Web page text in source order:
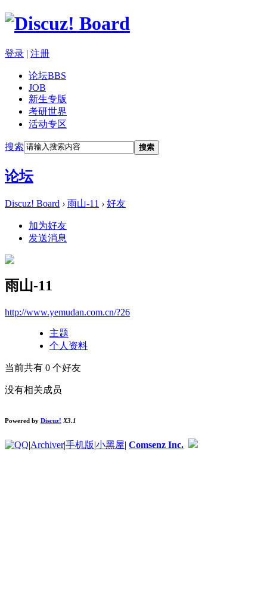
登录 | 注册
论坛BBS
JOB
新生专版
考研世界
活动专区
搜索 搜索
论坛
Discuz! Board › 雨山-11 › 好友
加为好友
发送消息
雨山-11
http://www.yemudan.com.cn/?26
主题
个人资料
当前共有 0 个好友
没有相关成员
Powered by Discuz! X3.1
Archiver|手机版 小黑屋 Comsenz Inc.